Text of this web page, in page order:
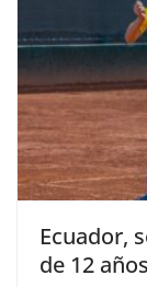
Ecuador,
de 12 años